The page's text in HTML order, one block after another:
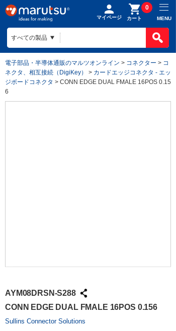
マイページ カート
0
MENU
電子部品・半導体通販のマルツオンライン > コネクター > コ
ネクタ、相互接続（DigiKey）
> カードエッジコネクタ - エッ
ジボードコネクタ > CONN EDGE DUAL FMALE 16POS 0.15
6
AYM08DRSN-S288
CONN EDGE DUAL FMALE 16POS 0.156
Sullins Connector Solutions